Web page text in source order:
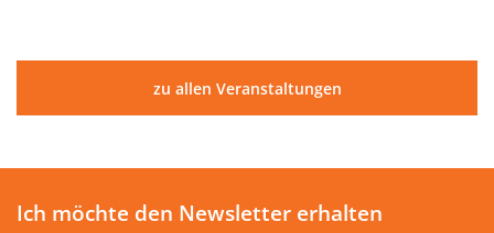
zu allen Veranstaltungen
Ich möchte den Newsletter erhalten